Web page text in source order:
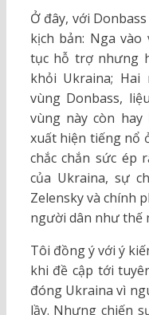
Ở đây, với
kịch bản: Nga
tục hỗ trợ nhưng
khỏi Ukraina;
vùng Donbass,
vùng này còn hay
xuất hiện tiếng nổ
chắc chắn sức ép
của Ukraina, sự
Zelensky và chính
người dân như thế
Tôi đồng ý với ý
khi đề cập tới
đóng Ukraina vì
lầy. Nhưng chiến